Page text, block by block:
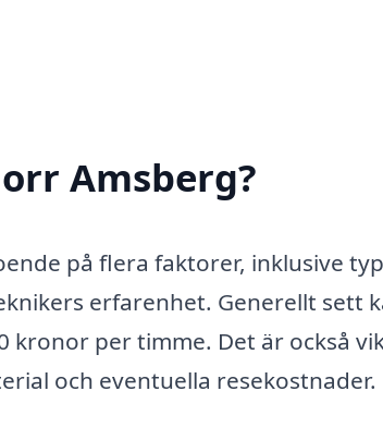
Amsberg?
på flera faktorer, inklusive
erfarenhet. Generellt sett
kronor per timme. Det är också
och eventuella resekostnader.